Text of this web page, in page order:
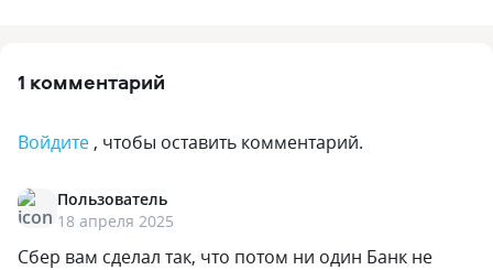
1 комментарий
Войдите , чтобы оставить комментарий.
Пользователь
18 апреля 2025
Сбер вам сделал так, что потом ни один Банк не